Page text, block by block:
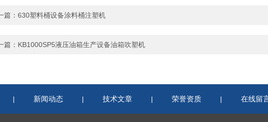
篇： 630塑料桶设备涂料桶注塑机
篇： KB1000SP5液压油箱生产设备油箱吹塑机
| 新闻动态 | 技术文章 | 荣誉资质 | 在线留